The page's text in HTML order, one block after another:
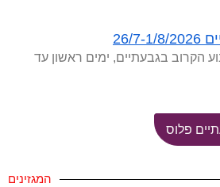
הקרוב בגבעתיים, ימים ראשון עד
פלוס
המגזינים